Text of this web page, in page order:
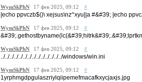
WymSkPhN 17 фев 2025, 09:12 #
|echo ppvczb$()\ xejsus\nz^xyu||a #&#39; |echo
WymSkPhN 17 фев 2025, 09:12 #
WymSkPhN 17 фев 2025, 09:12 #
../../../../../../../../../../../../../../windows/win.ini
WymSkPhN 17 фев 2025, 09:12 #
1yrphmgdpgulaszriylqiipemefmacafkxycjaxjs.jpg